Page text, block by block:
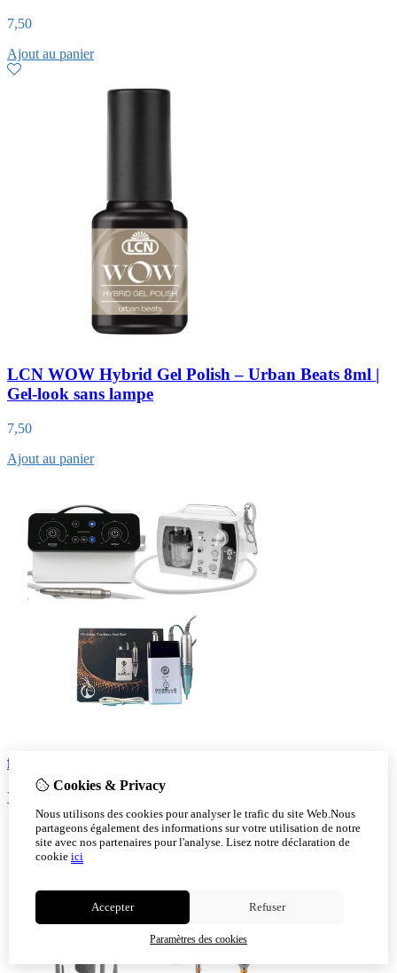
7,50
Ajout au panier
LCN WOW Hybrid Gel Polish – Urban Beats 8ml |
Gel-look sans lampe
7,50
Ajout au panier
fraiseuse pour pédicure
Voir!
Cookies & Privacy
Nous utilisons des cookies pour analyser le trafic du site Web.Nous
partageons également des informations sur votre utilisation de notre
site avec nos partenaires pour l'analyse. Lisez notre déclaration de
cookie ici
Accepter Refuser
Paramètres des cookies